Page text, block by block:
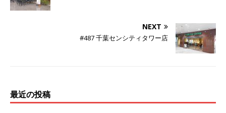
NEXT
#487 千葉センシティタワー店
最近の投稿